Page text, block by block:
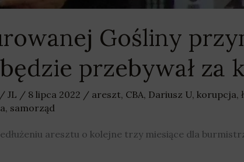
Gośliny
przebywał za
/ JL / 8 lipca 2022 / areszt, CBA, Dariusz U, korupcja,
, samorząd
aresztu o kolejne trzy miesiące dla